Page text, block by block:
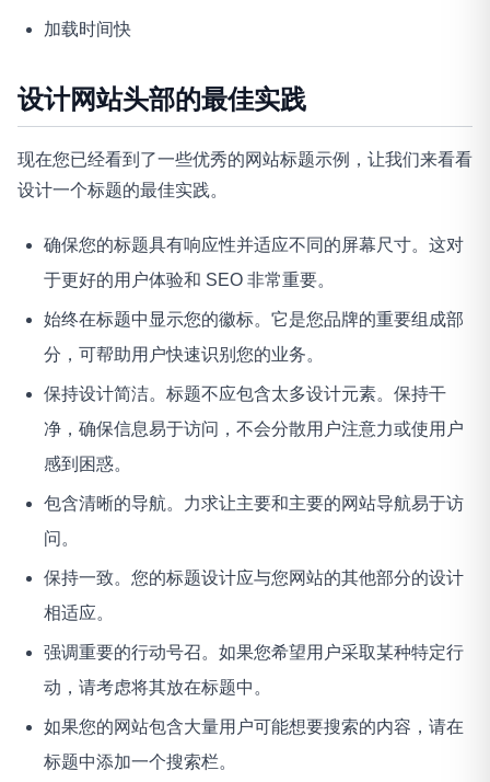
加载时间快
设计网站头部的最佳实践
现在您已经看到了一些优秀的网站标题示例，让我们来看看
设计一个标题的最佳实践。
确保您的标题具有响应性并适应不同的屏幕尺寸。这对
于更好的用户体验和 SEO 非常重要。
始终在标题中显示您的徽标。它是您品牌的重要组成部
分，可帮助用户快速识别您的业务。
保持设计简洁。标题不应包含太多设计元素。保持干
净，确保信息易于访问，不会分散用户注意力或使用户
感到困惑。
包含清晰的导航。力求让主要和主要的网站导航易于访
问。
保持一致。您的标题设计应与您网站的其他部分的设计
相适应。
强调重要的行动号召。如果您希望用户采取某种特定行
动，请考虑将其放在标题中。
如果您的网站包含大量用户可能想要搜索的内容，请在
标题中添加一个搜索栏。